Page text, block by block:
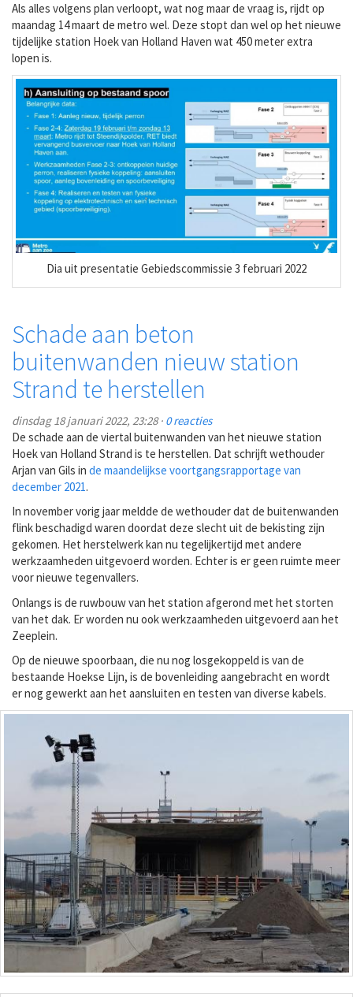
Als alles volgens plan verloopt, wat nog maar de vraag is, rijdt op
maandag 14 maart de metro wel. Deze stopt dan wel op het nieuwe
tijdelijke station Hoek van Holland Haven wat 450 meter extra
lopen is.
Dia uit presentatie Gebiedscommissie 3 februari 2022
Schade aan beton
buitenwanden nieuw station
Strand te herstellen
dinsdag 18 januari 2022, 23:28 · 0 reacties
De schade aan de viertal buitenwanden van het nieuwe station
Hoek van Holland Strand is te herstellen. Dat schrijft wethouder
Arjan van Gils in de maandelijkse voortgangsrapportage van
december 2021.
In november vorig jaar meldde de wethouder dat de buitenwanden
flink beschadigd waren doordat deze slecht uit de bekisting zijn
gekomen. Het herstelwerk kan nu tegelijkertijd met andere
werkzaamheden uitgevoerd worden. Echter is er geen ruimte meer
voor nieuwe tegenvallers.
Onlangs is de ruwbouw van het station afgerond met het storten
van het dak. Er worden nu ook werkzaamheden uitgevoerd aan het
Zeeplein.
Op de nieuwe spoorbaan, die nu nog losgekoppeld is van de
bestaande Hoekse Lijn, is de bovenleiding aangebracht en wordt
er nog gewerkt aan het aansluiten en testen van diverse kabels.